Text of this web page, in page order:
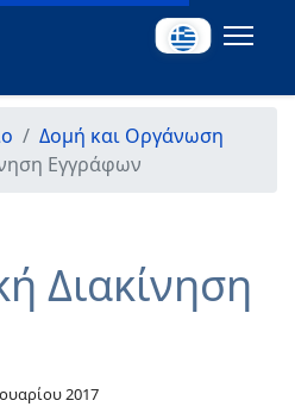
Δομή και Οργάνωση
Εγγράφων
Διακίνηση
2017